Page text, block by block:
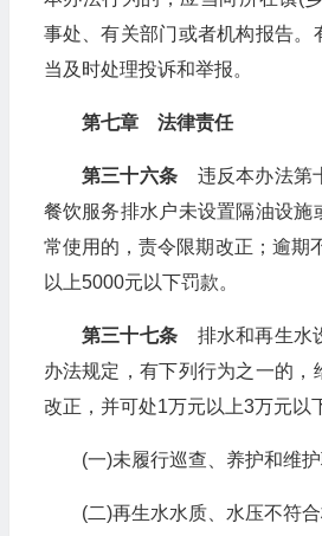
事处、有关部门或者机构报告。
当及时处理投诉和举报。
第七章 法律责任
第三十六条 违反本办法第
餐饮服务排水户未设置隔油设施
常使用的，责令限期改正；逾期
以上5000元以下罚款。
第三十七条 排水和再生水
办法规定，有下列行为之一的，
改正，并可处1万元以上3万元以
(一)未履行巡查、养护和维护
(二)再生水水质、水压不符合